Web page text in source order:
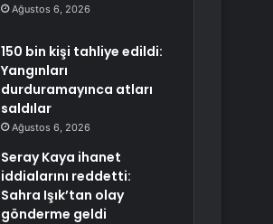
Ağustos 6, 2026
150 bin kişi tahliye edildi:
Yangınları
durduramayınca atları
saldılar
Ağustos 6, 2026
Seray Kaya ihanet
iddialarını reddetti:
Sahra Işık’tan olay
gönderme geldi